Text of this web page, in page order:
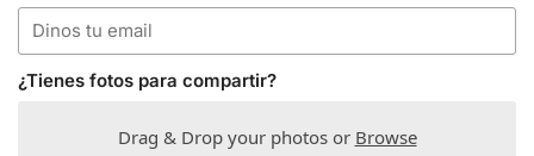
¿Tienes fotos para compartir?
Drag & Drop your photos or Browse